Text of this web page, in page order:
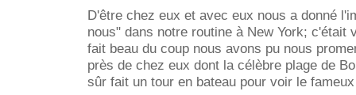
D'être chez eux et avec eux nous a donné
nous" dans notre routine à New York; c'était
fait beau du coup nous avons pu nous
près de chez eux dont la célèbre plage de
sûr fait un tour en bateau pour voir le